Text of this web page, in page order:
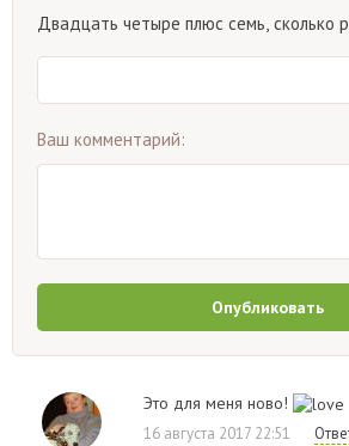
Двадцать четыре плюс семь, сколько
Ваш комментарий:
Опубликовать
Это для меня ново!
16 августа 2017 22:51